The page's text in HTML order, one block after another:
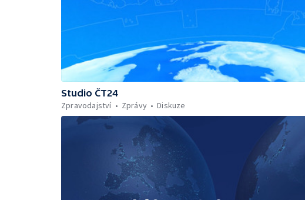
Studio ČT24
Zpravodajství
Zprávy Diskuze